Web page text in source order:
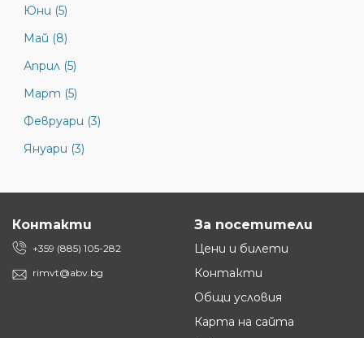
Юни (5)
Май (8)
Април (5)
Март (5)
Февруари (3)
Януари (3)
Контакти
+359 (885) 105-282
rimvt@abv.bg
За посетители
Цени и билети
Контакти
Общи условия
Карта на сайта